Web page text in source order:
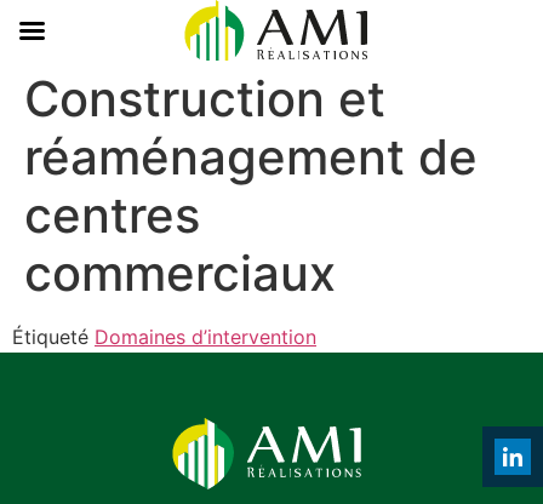
Construction et
réaménagement de
centres
commerciaux
Étiqueté Domaines d’intervention